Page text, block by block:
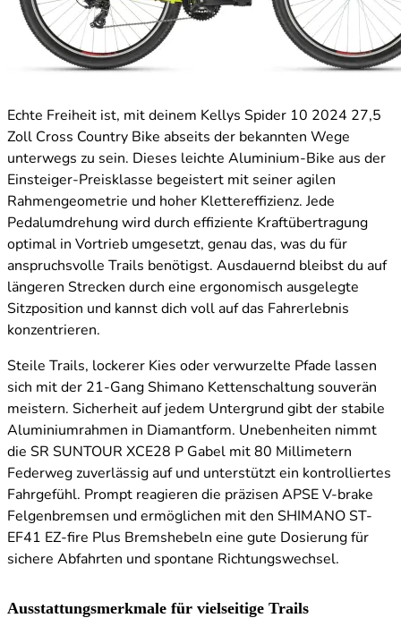
Echte Freiheit ist, mit deinem Kellys Spider 10 2024 27,5
Zoll Cross Country Bike abseits der bekannten Wege
unterwegs zu sein. Dieses leichte Aluminium-Bike aus der
Einsteiger-Preisklasse begeistert mit seiner agilen
Rahmengeometrie und hoher Klettereffizienz. Jede
Pedalumdrehung wird durch effiziente Kraftübertragung
optimal in Vortrieb umgesetzt, genau das, was du für
anspruchsvolle Trails benötigst. Ausdauernd bleibst du auf
längeren Strecken durch eine ergonomisch ausgelegte
Sitzposition und kannst dich voll auf das Fahrerlebnis
konzentrieren.
Steile Trails, lockerer Kies oder verwurzelte Pfade lassen
sich mit der 21-Gang Shimano Kettenschaltung souverän
meistern. Sicherheit auf jedem Untergrund gibt der stabile
Aluminiumrahmen in Diamantform. Unebenheiten nimmt
die SR SUNTOUR XCE28 P Gabel mit 80 Millimetern
Federweg zuverlässig auf und unterstützt ein kontrolliertes
Fahrgefühl. Prompt reagieren die präzisen APSE V-brake
Felgenbremsen und ermöglichen mit den SHIMANO ST-
EF41 EZ-fire Plus Bremshebeln eine gute Dosierung für
sichere Abfahrten und spontane Richtungswechsel.
Ausstattungsmerkmale für vielseitige Trails